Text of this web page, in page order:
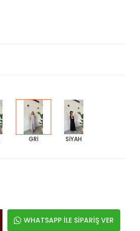
GRİ SİYAH
WHATSAPP İLE SİPARİŞ VER